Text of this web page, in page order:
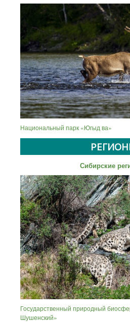
Национальный парк «Югыд ва»
Сибирские
Государственный природный
Шушенский»